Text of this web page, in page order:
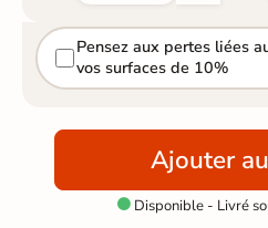
Pensez aux pertes liées
vos surfaces de 10%
Ajouter
Disponible - Livré